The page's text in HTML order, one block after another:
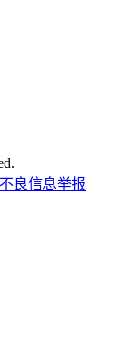
不良信息举报